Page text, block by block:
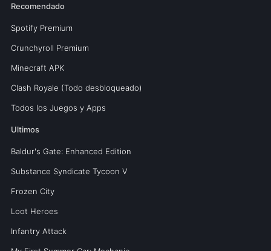
Recomendado
Spotify Premium
Crunchyroll Premium
Minecraft APK
Clash Royale (Todo desbloqueado)
Todos los Juegos y Apps
Ultimos
Baldur's Gate: Enhanced Edition
Substance Syndicate Tycoon V
Frozen City
Loot Heroes
Infantry Attack